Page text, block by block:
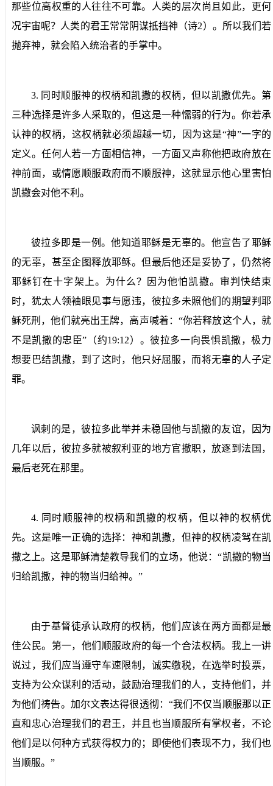
那些位高权重的人往往不可靠。人类的层次尚且如此，更何
况宇宙呢？人类的君王常常阴谋抵挡神（诗2）。所以我们若
抛弃神，就会陷入统治者的手掌中。
3. 同时顺服神的权柄和凯撒的权柄，但以凯撒优先。 第
三种选择是许多人采取的，但这是一种懦弱的行为。你若承
认神的权柄，这权柄就必须超越一切，因为这是“神”一字的
定义。任何人若一方面相信神，一方面又声称他把政府放在
神前面，或情愿顺服政府而不顺服神，这就显示他心里害怕
凯撒会对他不利。
彼拉多即是一例。他知道耶稣是无辜的。他宣告了耶稣
的无辜，甚至企图释放耶稣。但最后他还是妥协了，仍然将
耶稣钉在十字架上。为什么？因为他怕凯撒。审判快结束
时，犹太人领袖眼见事与愿违，彼拉多未照他们的期望判耶
稣死刑，他们就亮出王牌，高声喊着：“你若释放这个人，就
不是凯撒的忠臣”（约19:12）。彼拉多一向畏惧凯撒，极力
想要巴结凯撒，到了这时，他只好屈服，而将无辜的人子定
罪。
讽刺的是，彼拉多此举并未稳固他与凯撒的友谊，因为
几年以后，彼拉多就被叙利亚的地方官撤职，放逐到法国，
最后老死在那里。
4. 同时顺服神的权柄和凯撒的权柄，但以神的权柄优
先。 这是唯一正确的选择：神和凯撒，但神的权柄凌驾在凯
撒之上。这是耶稣清楚教导我们的立场，他说：“凯撒的物当
归给凯撒，神的物当归给神。”
由于基督徒承认政府的权柄，他们应该在两方面都是最
佳公民。第一，他们顺服政府的每一个合法权柄。我上一讲
说过，我们应当遵守车速限制，诚实缴税，在选举时投票，
支持为公众谋利的活动，鼓励治理我们的人，支持他们，并
为他们祷告。加尔文表达得很透彻：“我们不仅当顺服那以正
直和忠心治理我们的君王，并且也当顺服所有掌权者，不论
他们是以何种方式获得权力的；即使他们表现不力，我们也
当顺服。”